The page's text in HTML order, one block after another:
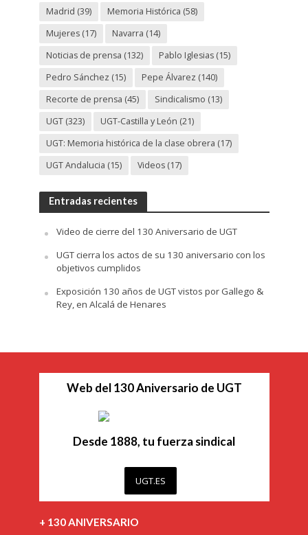
Madrid (39) Memoria Histórica (58)
Mujeres(17) Navarra (14)
Noticias de prensa (132) Pablo Iglesias(15)
Pedro Sánchez (15) Pepe Álvarez (140)
Recorte de prensa (45) Sindicalismo (13)
UGT(323) UGT-Castilla y León (21)
UGT: Memoria histórica de la clase obrera (17)
UGT Andalucia (15) Videos(17)
Entradas recientes
Video de cierre del 130 Aniversario de UGT
UGT cierra los actos de su 130 aniversario con los
objetivos cumplidos
Exposición 130 años de UGT vistos por Gallego &
Rey, en Alcalá de Henares
Web del 130 Aniversario de UGT
Desde 1888, tu fuerza sindical
UGT.ES
+ 130 ANIVERSARIO